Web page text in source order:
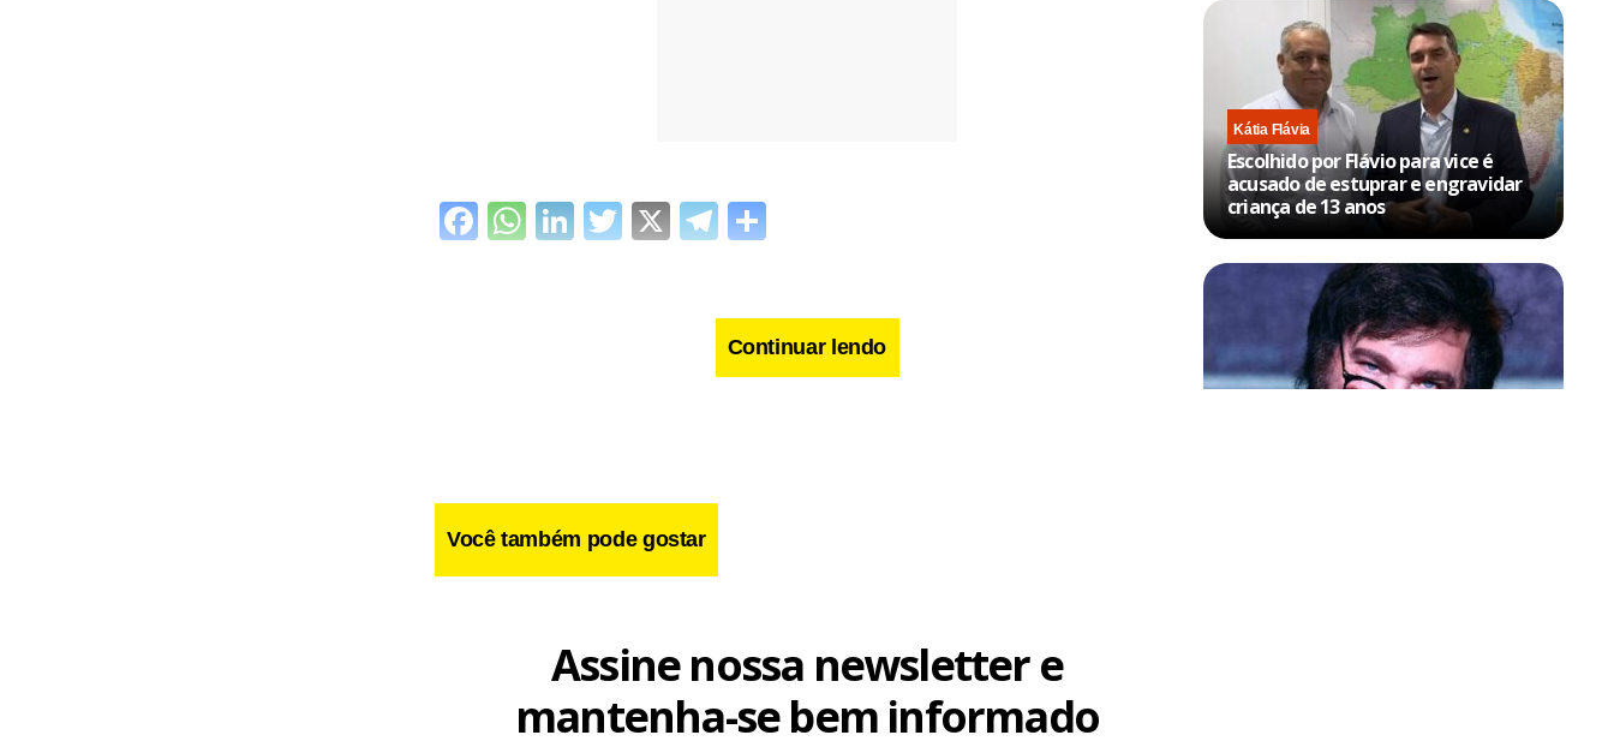
Facebook
WhatsApp
LinkedIn
Twitter
X Telegram
Continuar lendo
Você também pode gostar
Kátia Flávia
Escolhido por Flávio para vice é
acusado de estuprar e engravidar
criança de 13 anos
Assine nossa newsletter e
mantenha-se bem informado